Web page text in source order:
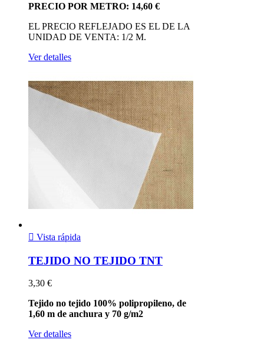
PRECIO POR METRO: 14,60 €
EL PRECIO REFLEJADO ES EL DE LA
UNIDAD DE VENTA: 1/2 M.
Ver detalles
 Vista rápida
TEJIDO NO TEJIDO TNT
3,30 €
Tejido no tejido 100% polipropileno, de
1,60 m de anchura y 70 g/m2
Ver detalles